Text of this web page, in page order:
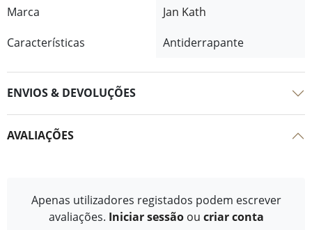
Marca
Jan Kath
Características
Antiderrapante
ENVIOS & DEVOLUÇÕES
AVALIAÇÕES
Apenas utilizadores registados podem escrever
avaliações. Iniciar sessão ou criar conta